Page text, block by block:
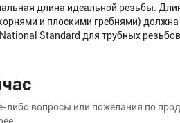
длина идеальной резьбы.
и плоскими гребнями)
Standard для трубных
либо вопросы или пожелания по